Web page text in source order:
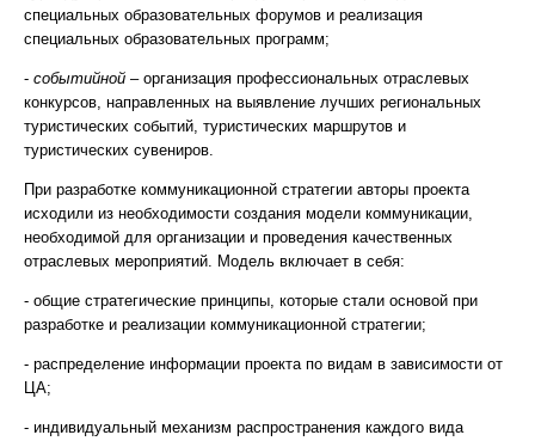
специальных образовательных форумов и реализация
специальных образовательных программ;
- событийной – организация профессиональных отраслевых
конкурсов, направленных на выявление лучших региональных
туристических событий, туристических маршрутов и
туристических сувениров.
При разработке коммуникационной стратегии авторы проекта
исходили из необходимости создания модели коммуникации,
необходимой для организации и проведения качественных
отраслевых мероприятий. Модель включает в себя:
- общие стратегические принципы, которые стали основой при
разработке и реализации коммуникационной стратегии;
- распределение информации проекта по видам в зависимости от
ЦА;
- индивидуальный механизм распространения каждого вида